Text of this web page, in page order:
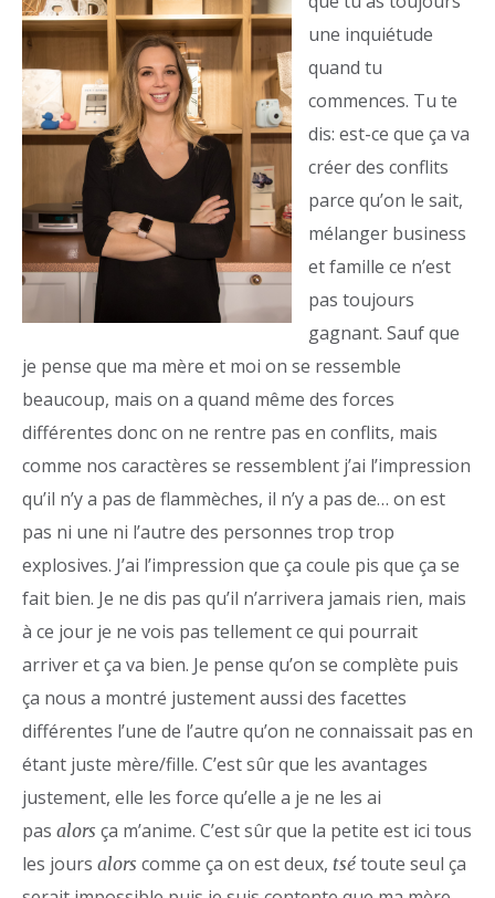
une inquiétude
quand tu
commences. Tu te
dis: est-ce que ça va
créer des conflits
parce qu’on le sait,
mélanger business
et famille ce n’est
pas toujours
gagnant. Sauf que
je pense que ma mère et moi on se ressemble
beaucoup, mais on a quand même des forces
différentes donc on ne rentre pas en conflits, mais
comme nos caractères se ressemblent j’ai l’impression
qu’il n’y a pas de flammèches, il n’y a pas de… on est
pas ni une ni l’autre des personnes trop trop
explosives. J’ai l’impression que ça coule pis que ça se
fait bien. Je ne dis pas qu’il n’arrivera jamais rien, mais
à ce jour je ne vois pas tellement ce qui pourrait
arriver et ça va bien. Je pense qu’on se complète puis
ça nous a montré justement aussi des facettes
différentes l’une de l’autre qu’on ne connaissait pas en
étant juste mère/fille. C’est sûr que les avantages
justement, elle les force qu’elle a je ne les ai
pas alors ça m’anime. C’est sûr que la petite est ici tous
les jours alors comme ça on est deux, tsé toute seul ça